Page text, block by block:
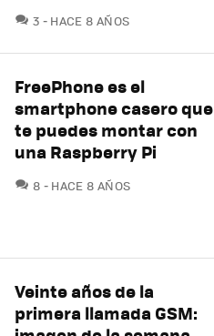
3 COMENTARIOS
HACE 8 AÑOS
FreePhone es el
smartphone casero que
te puedes montar con
una Raspberry Pi
8 COMENTARIOS
HACE 8 AÑOS
Veinte años de la
primera llamada GSM: